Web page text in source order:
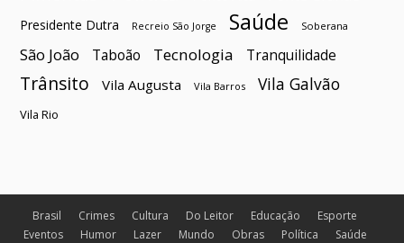
Presidente Dutra Recreio São Jorge Saúde Soberana
São João Taboão Tecnologia Tranquilidade
Trânsito Vila Augusta Vila Barros Vila Galvão
Vila Rio
Brasil Crimes Cultura Do Leitor Educação
Esporte
Eventos
Humor Lazer Mundo Obras Política Saúde